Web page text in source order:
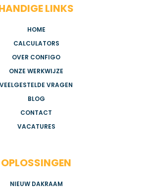
LINKS
HOME
CALCULATORS
OVER CONFIGO
ONZE WERKWIJZE
VEELGESTELDE VRAGEN
BLOG
CONTACT
VACATURES
OPLOSSINGEN
NIEUW DAKRAAM